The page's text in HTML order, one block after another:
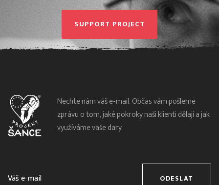
SUPPORT PROJECT
Nechte nám váš e-mail. Občas vám pošleme
zprávu o tom, jaké pokroky naši klienti dělají a jak
využíváme vaše dary.
ODESLAT